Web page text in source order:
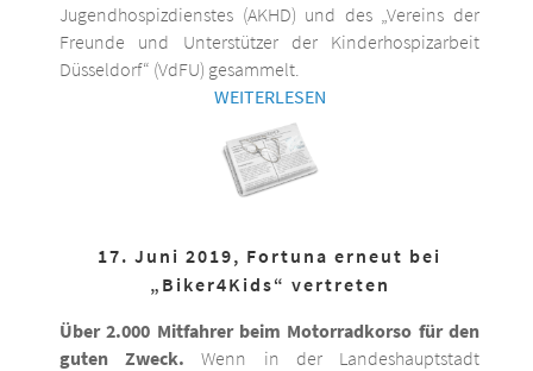
Jugendhospizdienstes (AKHD) und des „Vereins der
Freunde und Unterstützer der Kinderhospizarbeit
Düsseldorf“ (VdFU) gesammelt.
WEITERLESEN
17. Juni 2019, Fortuna erneut bei
„Biker4Kids“ vertreten
Über 2.000 Mitfahrer beim Motorradkorso für den
guten Zweck. Wenn in der Landeshauptstadt